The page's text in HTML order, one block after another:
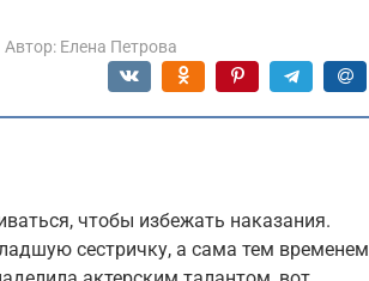
Автор: Елена Петрова
чтобы избежать наказания.
сестричку, а сама тем временем